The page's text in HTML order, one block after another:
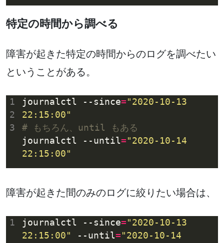
特定の時間から調べる
障害が起きた特定の時間からのログを調べたい
ということがある。
1
2
3
journalctl --since= "2020-10-13
22:15:00"
# もちろん、until もある
journalctl --until= "2020-10-14
22:15:00"
障害が起きた間のみのログに絞りたい場合は、
1 journalctl --since= "2020-10-13
22:15:00"
--until= "2020-10-14